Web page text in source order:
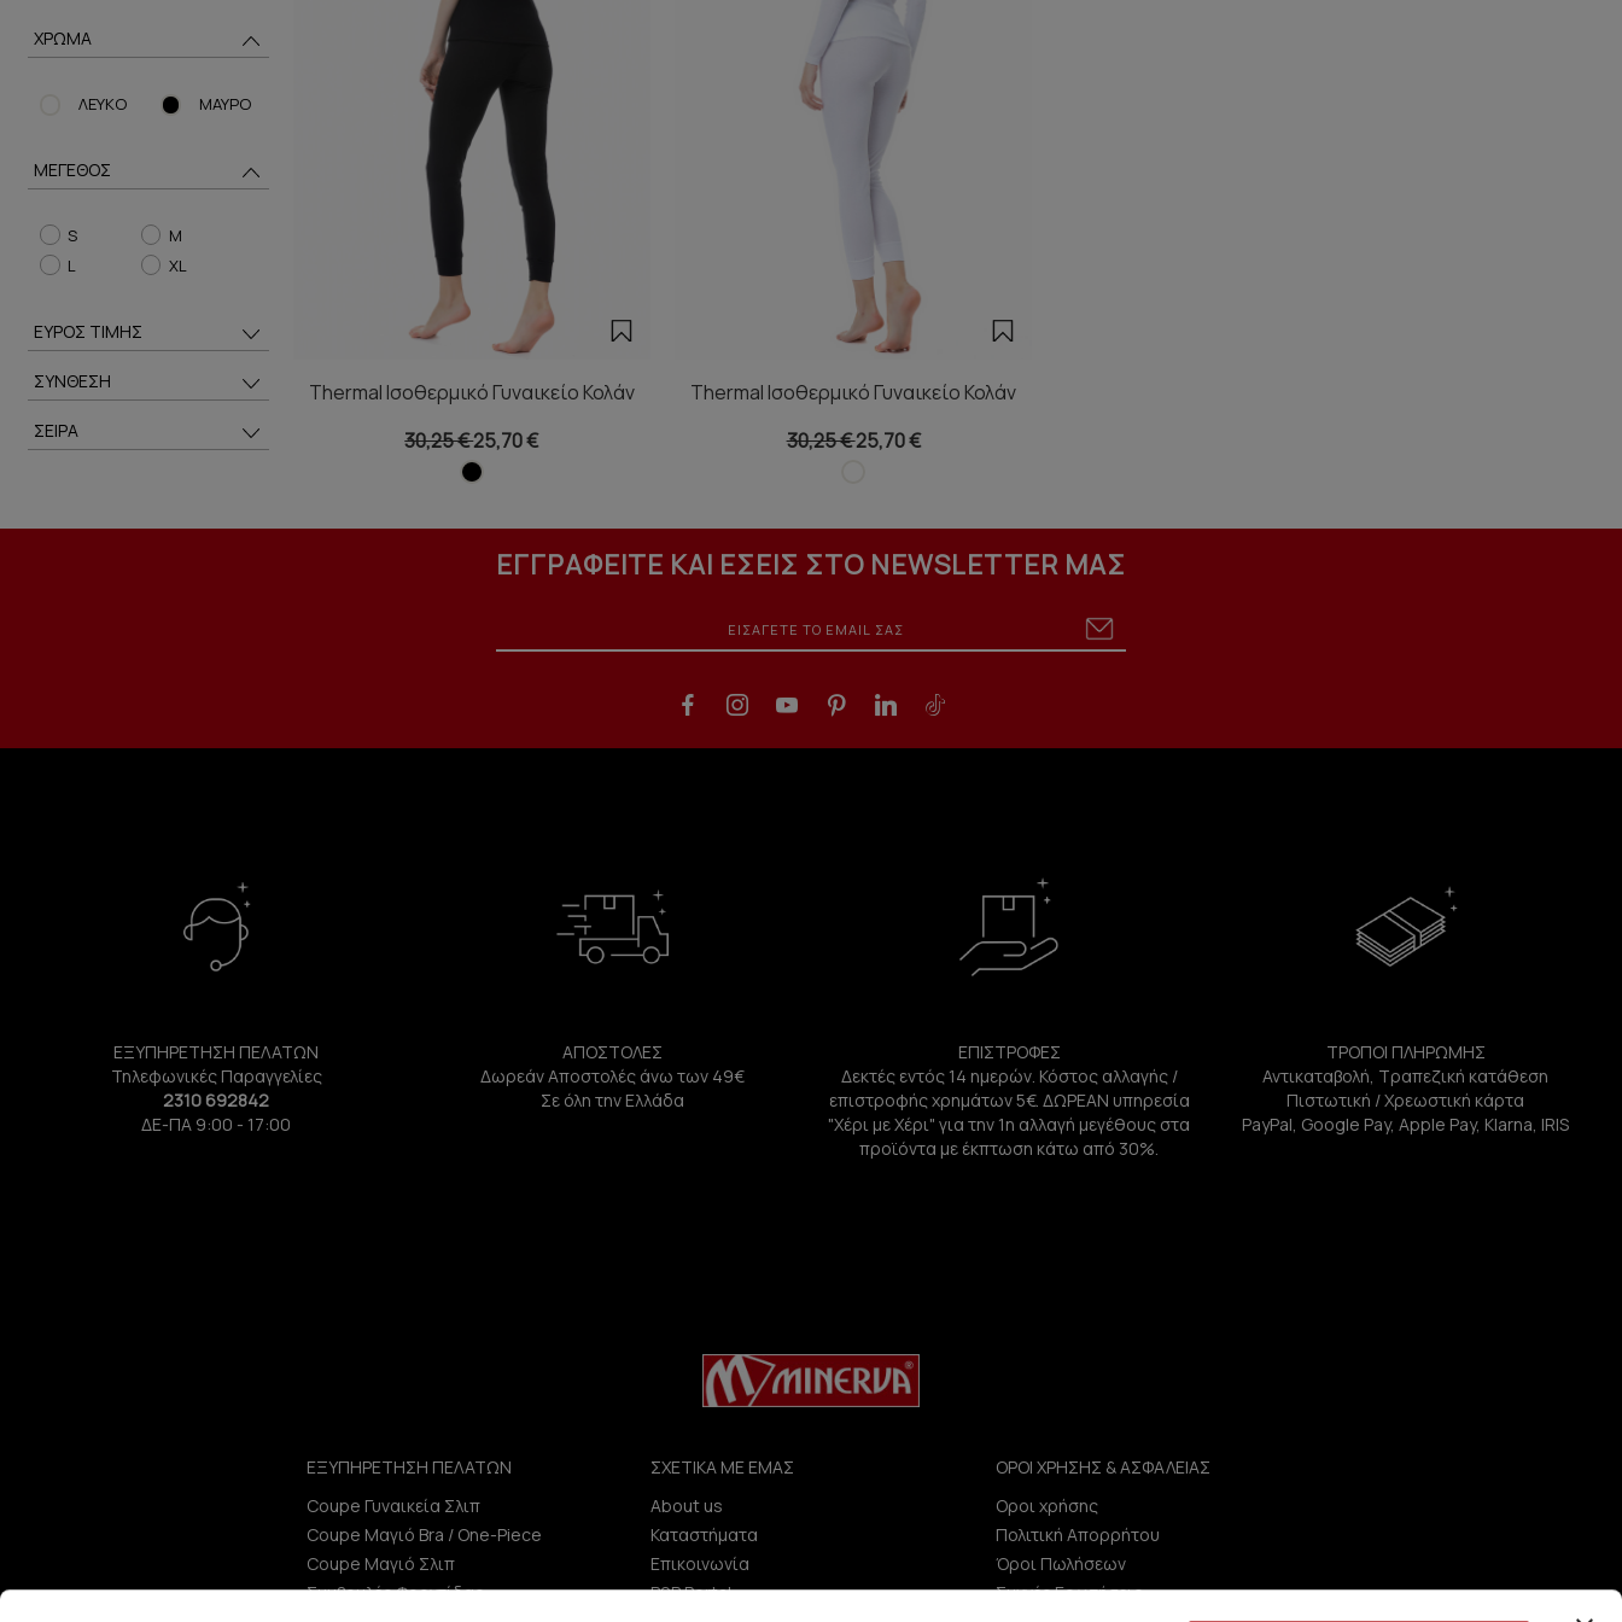
ΧΡΩΜΑ
ΛΕΥΚΟ ΜΑΥΡΟ
ΜΕΓΕΘΟΣ
S
L
M
XL
ΕΥΡΟΣ ΤΙΜΗΣ
ΣΥΝΘΕΣΗ
ΣΕΙΡΑ
Thermal Ισοθερμικό Γυναικείο Κολάν
30,25 €25,70 €
Thermal Ισοθερμικό Γυναικείο Κολάν
30,25 €25,70 €
ΕΓΓΡΑΦΕΙΤΕ ΚΑΙ ΕΣΕΙΣ ΣΤΟ NEWSLETTER ΜΑΣ
ΕΞΥΠΗΡΕΤΗΣΗ ΠΕΛΑΤΩΝ
Τηλεφωνικές Παραγγελίες
2310 692842
ΔΕ-ΠΑ 9:00 - 17:00
ΑΠΟΣΤΟΛΕΣ
Δωρεάν Αποστολές άνω των 49€
Σε όλη την Ελλάδα
ΕΠΙΣΤΡΟΦΕΣ
Δεκτές εντός 14 ημερών. Κόστος αλλαγής /
επιστροφής χρημάτων 5€. ΔΩΡΕΑΝ υπηρεσία
"Χέρι με Χέρι" για την 1η αλλαγή μεγέθους στα
προϊόντα με έκπτωση κάτω από 30%.
ΤΡΟΠΟΙ ΠΛΗΡΩΜΗΣ
Αντικαταβολή, Τραπεζική κατάθεση
Πιστωτική / Χρεωστική κάρτα
PayPal, Google Pay, Apple Pay, Klarna, IRIS
ΕΞΥΠΗΡΕΤΗΣΗ ΠΕΛΑΤΩΝ
Coupe Γυναικεία Σλιπ
Coupe Μαγιό Bra / One-Piece
Coupe Μαγιό Σλιπ
Συμβουλές Φροντίδας
ΣΧΕΤΙΚΑ ΜΕ ΕΜΑΣ
About us
Καταστήματα
Επικοινωνία
B2B Portal
ΟΡΟΙ ΧΡΗΣΗΣ & ΑΣΦΑΛΕΙΑΣ
Οροι χρήσης
Πολιτική Απορρήτου
Όροι Πωλήσεων
Συχνές Ερωτήσεις